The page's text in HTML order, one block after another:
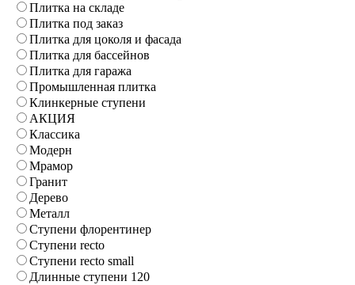
Плитка на складе
Плитка под заказ
Плитка для цоколя и фасада
Плитка для бассейнов
Плитка для гаража
Промышленная плитка
Клинкерные ступени
АКЦИЯ
Классика
Модерн
Мрамор
Гранит
Дерево
Металл
Ступени флорентинер
Ступени recto
Ступени recto small
Длинные ступени 120